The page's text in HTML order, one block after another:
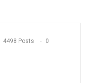
4498 Posts 0